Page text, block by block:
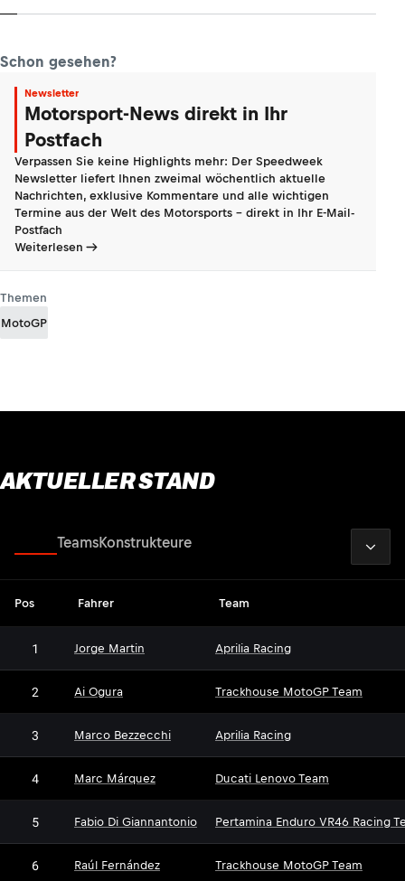
Schon gesehen?
Newsletter
Motorsport-News direkt in Ihr
Postfach
Verpassen Sie keine Highlights mehr: Der Speedweek
Newsletter liefert Ihnen zweimal wöchentlich aktuelle
Nachrichten, exklusive Kommentare und alle wichtigen
Termine aus der Welt des Motorsports - direkt in Ihr E-Mail-
Postfach
Weiterlesen
Themen
MotoGP
AKTUELLER STAND
TeamsKonstrukteure
Pos Fahrer Team
1 Jorge Martin Aprilia Racing
2 Ai Ogura Trackhouse MotoGP Team
3 Marco Bezzecchi Aprilia Racing
4 Marc Márquez Ducati Lenovo Team
5 Fabio Di Giannantonio Pertamina Enduro VR46 Racing
6 Raúl Fernández Trackhouse MotoGP Team